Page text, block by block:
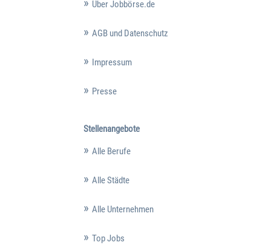
Über Jobbörse.de
AGB und Datenschutz
Impressum
Presse
Stellenangebote
Alle Berufe
Alle Städte
Alle Unternehmen
Top Jobs